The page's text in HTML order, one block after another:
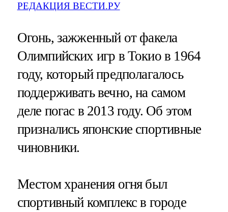
РЕДАКЦИЯ ВЕСТИ.РУ
Огонь, зажженный от факела
Олимпийских игр в Токио в 1964
году, который предполагалось
поддерживать вечно, на самом
деле погас в 2013 году. Об этом
признались японские спортивные
чиновники.
Местом хранения огня был
спортивный комплекс в городе